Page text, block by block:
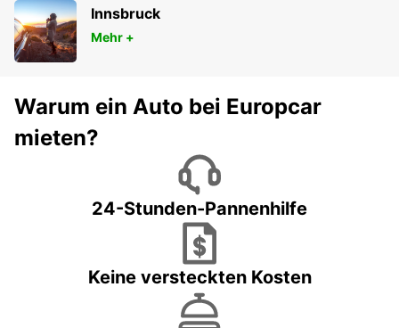
Innsbruck
Mehr +
Warum ein Auto bei Europcar
mieten?
24-Stunden-Pannenhilfe
Keine versteckten Kosten